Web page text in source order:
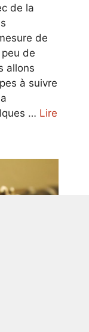
de la
de
de
allons
à suivre
… Lire